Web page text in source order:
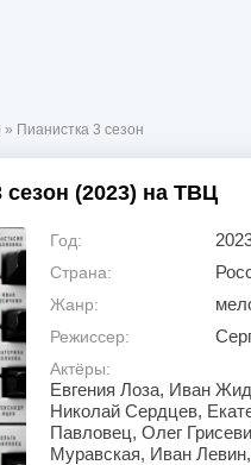
» Пианистка 3 сезон
(2023) на ТВЦ
Год:
Страна:
Жанр:
Режиссер:
Актёры:
Евгения Лоза, Иван
Николай Сердцев,
Павловец, Олег
Муравская, Иван